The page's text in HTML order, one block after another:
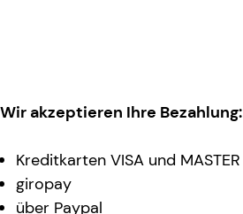
Wir akzeptieren Ihre Bezahlung:
Kreditkarten VISA und MASTER
giropay
über Paypal